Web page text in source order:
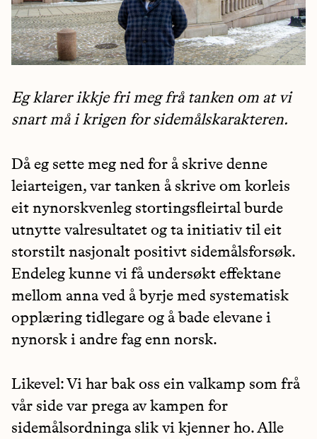
Eg klarer ikkje fri meg frå tanken om at vi
snart må i krigen for sidemålskarakteren.
Då eg sette meg ned for å skrive denne
leiarteigen, var tanken å skrive om korleis
eit nynorskvenleg stortingsfleirtal burde
utnytte valresultatet og ta initiativ til eit
storstilt nasjonalt positivt sidemålsforsøk.
Endeleg kunne vi få undersøkt effektane
mellom anna ved å byrje med systematisk
opplæring tidlegare og å bade elevane i
nynorsk i andre fag enn norsk.
Likevel: Vi har bak oss ein valkamp som frå
vår side var prega av kampen for
sidemålsordninga slik vi kjenner ho. Alle